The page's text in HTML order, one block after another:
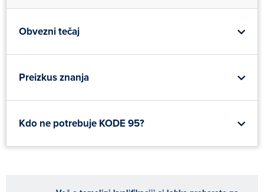
Obvezni tečaj
Preizkus znanja
Kdo ne potrebuje KODE 95?